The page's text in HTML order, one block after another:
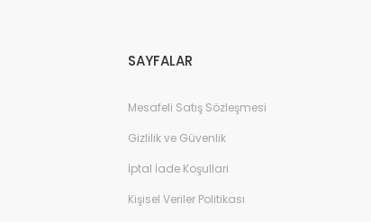
SAYFALAR
Mesafeli Satış Sözleşmesi
Gizlilik ve Güvenlik
İptal İade Koşullari
Kişisel Veriler Politikası